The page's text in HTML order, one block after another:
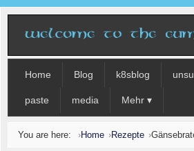
Home Blog k8sblog
paste media Mehr ▾
You are here: Home Rezepte